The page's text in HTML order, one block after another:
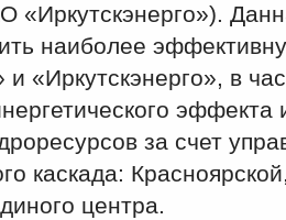
«Иркутскэнерго»).
наиболее
«Иркутскэнерго», в
за счет
каскада:
центра.